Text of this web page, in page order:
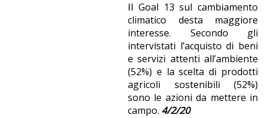
Il Goal 13 sul cambiamento
climatico desta maggiore
interesse. Secondo gli
intervistati l’acquisto di beni
e servizi attenti all’ambiente
(52%) e la scelta di prodotti
agricoli sostenibili (52%)
sono le azioni da mettere in
campo. 4/2/20